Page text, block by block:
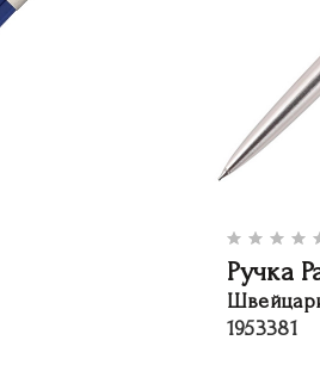
Ручка
1953381